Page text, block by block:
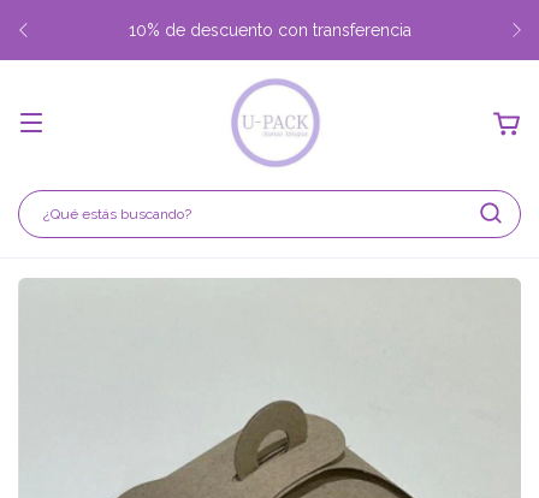
10% de descuento con transferencia